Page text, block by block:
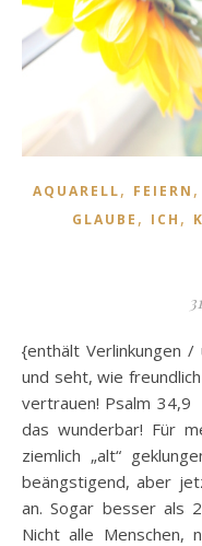
AQUARELL, FEIERN ,
GLAUBE , ICH ,
{enthält Verlinkungen / unbeauftragte Werbung} Schmeckt
und seht, wie
vertrauen! Psalm 34,9
das wunderbar! Für
ziemlich „alt“
beängstigend, aber
an. Sogar besser als
Nicht alle Menschen,